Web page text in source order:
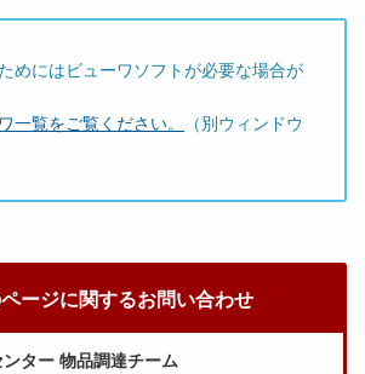
めにはビューワソフトが必要な場合が
一覧をご覧ください。
（別ウィンドウ
ージに関するお問い合わせ
ター 物品調達チーム